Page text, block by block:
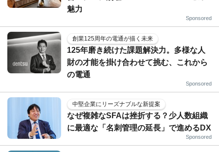
魅力
Sponsored
創業125周年の電通が描く未来
125年磨き続けた課題解決力。多様な人
財の才能を掛け合わせて挑む、これから
の電通
Sponsored
中堅企業にリーズナブルな新提案
なぜ複雑なSFAは挫折する？少人数組織
に最適な「名刺管理の延長」で進めるDX
Sponsored